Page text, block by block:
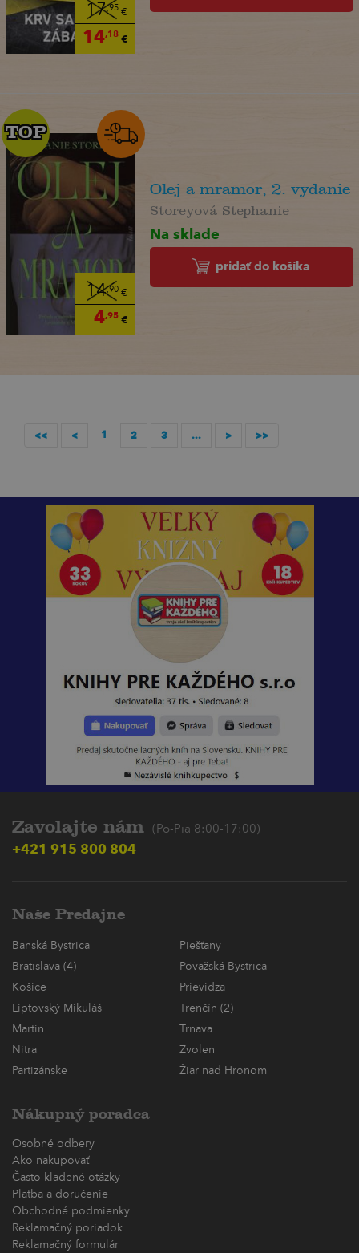
17,95€
14,18€
14,90€
4,95€
TOP
TOP
Olej a mramor, 2. vydanie
Storeyová Stephanie
Na sklade
pridať do košíka
<< < 1 2 3 ... > >>
Zavolajte nám (Po-Pia 8:00-17:00)
+421 915 800 804
Naše Predajne
Banská Bystrica
Piešťany
Bratislava (4)
Považská Bystrica
Košice
Prievidza
Liptovský Mikuláš
Trenčín (2)
Martin
Trnava
Nitra
Zvolen
Partizánske
Žiar nad Hronom
Nákupný poradca
Osobné odbery
Ako nakupovať
Často kladené otázky
Platba a doručenie
Obchodné podmienky
Reklamačný poriadok
Reklamačný formulár